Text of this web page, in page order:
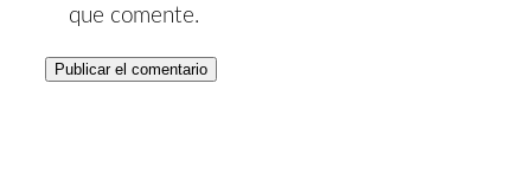
que comente.